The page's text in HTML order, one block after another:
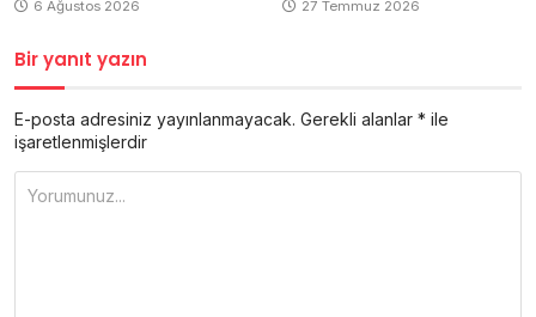
6 Ağustos 2026 27 Temmuz 2026
Bir yanıt yazın
E-posta adresiniz yayınlanmayacak. Gerekli alanlar * ile
işaretlenmişlerdir